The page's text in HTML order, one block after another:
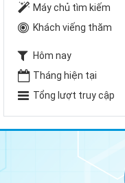
Máy chủ tìm kiếm
Khách viếng thăm
Hôm nay
Tháng hiện tại
Tổng lượt truy cập